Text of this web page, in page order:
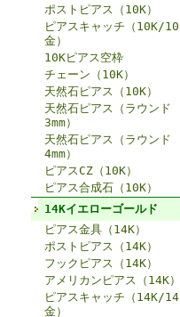
ポストピアス（10K）
ピアスキャッチ（10K/10
金）
10Kピアス空枠
チェーン（10K）
天然石ピアス（10K）
天然石ピアス（ラウンド
3mm）
天然石ピアス（ラウンド
4mm）
ピアスCZ（10K）
ピアス合成石（10K）
14Kイエローゴールド
ピアス金具（14K）
ポストピアス（14K）
フックピアス（14K）
アメリカンピアス（14K）
ピアスキャッチ（14K/14
金）